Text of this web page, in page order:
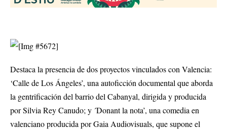
Destaca la presencia de dos proyectos vinculados con Valencia:
‘Calle de Los Ángeles’, una autoficción documental que aborda
la gentrificación del barrio del Cabanyal, dirigida y producida
por Silvia Rey Canudo; y ´Donant la nota’, una comedia en
valenciano producida por Gaia Audiovisuals, que supone el